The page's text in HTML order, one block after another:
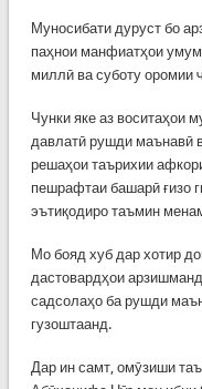
Муносибати дуруст бо
паҳнои манфиатҳои
миллӣ ва суботу оромии
Чунки яке аз воситаҳои
давлатӣ рушди маънавӣ
решаҳои таърихии
пешрафтаи башарӣ ғизо
эътиқодиро таъмин
Мо бояд хуб дар хотир
дастовардҳои
садсолаҳо ба рушди
гузоштаанд.
Дар ин самт, омӯзиши